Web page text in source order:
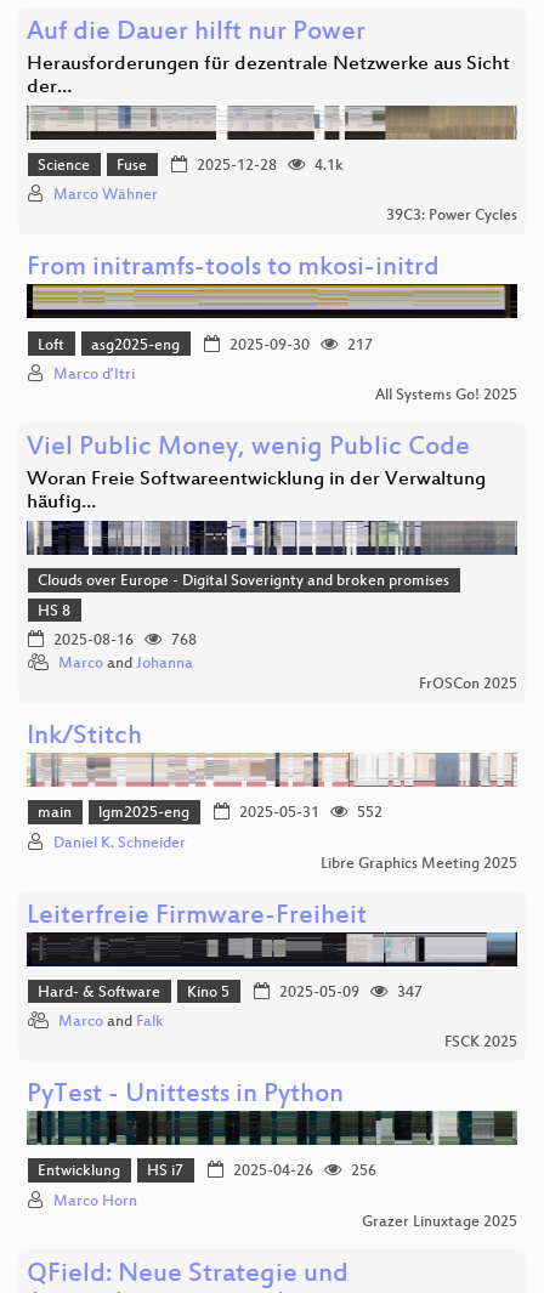
Auf die Dauer hilft nur Power
Herausforderungen für dezentrale Netzwerke aus Sicht
der…
Science Fuse 2025-12-28
4.1k
Marco Wähner
39C3: Power Cycles
From initramfs-tools to mkosi-initrd
Loft asg2025-eng 2025-09-30
217
Marco d'Itri
All Systems Go! 2025
Viel Public Money, wenig Public Code
Woran Freie Softwareentwicklung in der Verwaltung
häufig…
Clouds over Europe - Digital Soverignty and broken promises
HS 8
2025-08-16
768
Marco and Johanna
FrOSCon 2025
Ink/Stitch
main lgm2025-eng 2025-05-31
552
Daniel K. Schneider
Libre Graphics Meeting 2025
Leiterfreie Firmware-Freiheit
Hard- & Software Kino 5 2025-05-09
347
Marco and Falk
FSCK 2025
PyTest - Unittests in Python
Entwicklung HS i7 2025-04-26
256
Marco Horn
Grazer Linuxtage 2025
QField: Neue Strategie und